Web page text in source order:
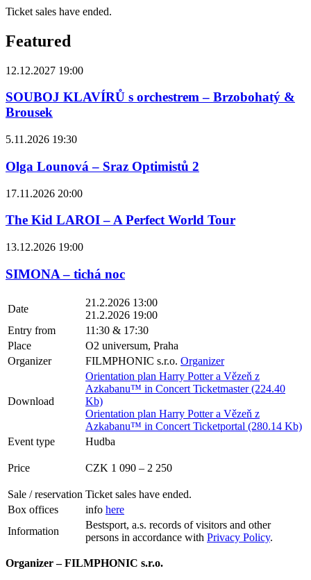
Ticket sales have ended.
Featured
12.12.2027 19:00
SOUBOJ KLAVÍRŮ s orchestrem – Brzobohatý &
Brousek
5.11.2026 19:30
Olga Lounová – Sraz Optimistů 2
17.11.2026 20:00
The Kid LAROI – A Perfect World Tour
13.12.2026 19:00
SIMONA – tichá noc
Date
21.2.2026 13:00
21.2.2026 19:00
Entry from
11:30 & 17:30
Place
O2 universum, Praha
Organizer
FILMPHONIC s.r.o. Organizer
Download
Orientation plan Harry Potter a Vězeň z
Azkabanu™ in Concert Ticketmaster (224.40
Kb)
Orientation plan Harry Potter a Vězeň z
Azkabanu™ in Concert Ticketportal (280.14 Kb)
Event type
Hudba
Price CZK 1 090 – 2 250
Sale / reservation Ticket sales have ended.
Box offices
info here
Information
Bestsport, a.s. records of visitors and other
persons in accordance with Privacy Policy.
Organizer – FILMPHONIC s.r.o.